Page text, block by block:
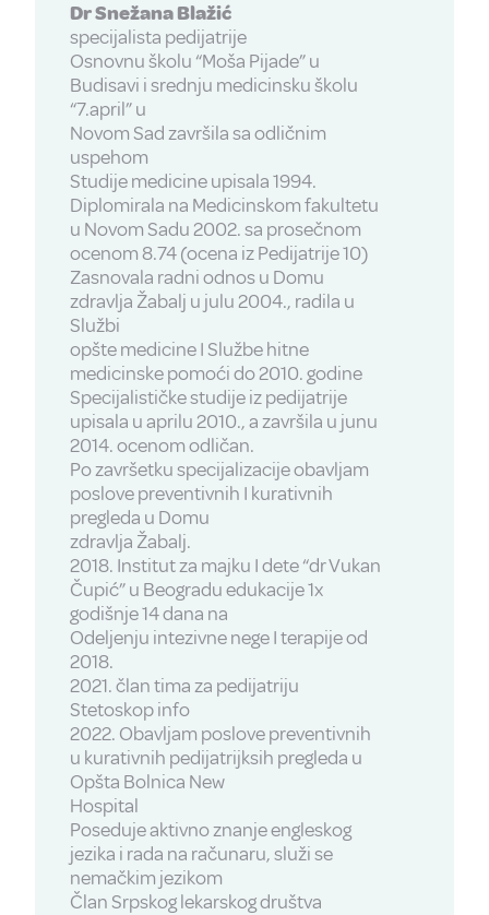
Dr Snežana Blažić
specijalista pedijatrije
Osnovnu školu “Moša Pijade” u
Budisavi i srednju medicinsku školu
“7.april” u
Novom Sad završila sa odličnim
uspehom
Studije medicine upisala 1994.
Diplomirala na Medicinskom fakultetu
u Novom Sadu 2002. sa prosečnom
ocenom 8.74 (ocena iz Pedijatrije 10)
Zasnovala radni odnos u Domu
zdravlja Žabalj u julu 2004., radila u
Službi
opšte medicine I Službe hitne
medicinske pomoći do 2010. godine
Specijalističke studije iz pedijatrije
upisala u aprilu 2010., a završila u junu
2014. ocenom odličan.
Po završetku specijalizacije obavljam
poslove preventivnih I kurativnih
pregleda u Domu
zdravlja Žabalj.
2018. Institut za majku I dete “dr Vukan
Čupić” u Beogradu edukacije 1x
godišnje 14 dana na
Odeljenju intezivne nege I terapije od
2018.
2021. član tima za pedijatriju
Stetoskop info
2022. Obavljam poslove preventivnih
u kurativnih pedijatrijksih pregleda u
Opšta Bolnica New
Hospital
Poseduje aktivno znanje engleskog
jezika i rada na računaru, služi se
nemačkim jezikom
Član Srpskog lekarskog društva